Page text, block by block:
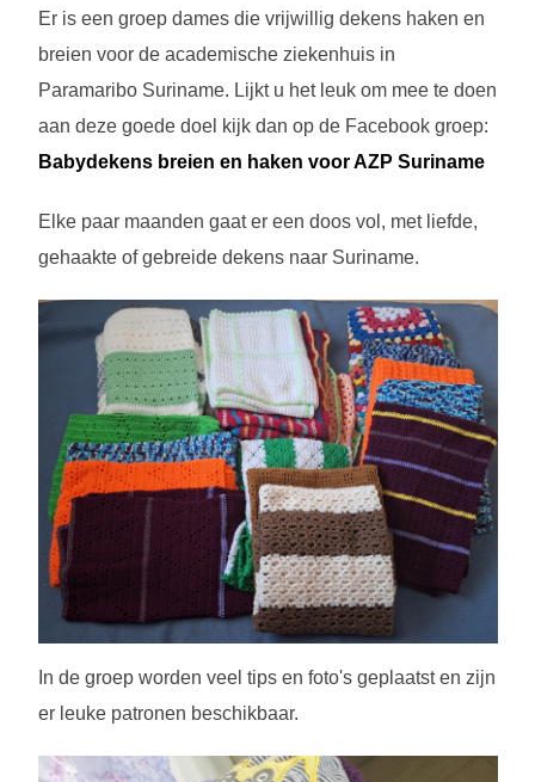
Er is een groep dames die vrijwillig dekens haken en
breien voor de academische ziekenhuis in
Paramaribo Suriname. Lijkt u het leuk om mee te doen
aan deze goede doel kijk dan op de Facebook groep:
Babydekens breien en haken voor AZP Suriname
Elke paar maanden gaat er een doos vol, met liefde,
gehaakte of gebreide dekens naar Suriname.
In de groep worden veel tips en foto's geplaatst en zijn
er leuke patronen beschikbaar.